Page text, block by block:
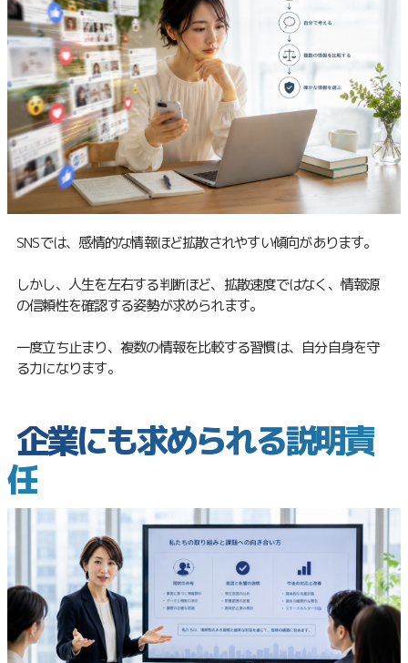
SNSでは、感情的な情報ほど拡散されやすい傾向があります。
しかし、人生を左右する判断ほど、拡散速度ではなく、情報源
の信頼性を確認する姿勢が求められます。
一度立ち止まり、複数の情報を比較する習慣は、自分自身を守
る力になります。
企業にも求められる説明責
任